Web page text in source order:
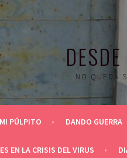
NO QUEDA
PÚLPITO DANDO GUERRA
EN LA CRISIS DEL VIRUS